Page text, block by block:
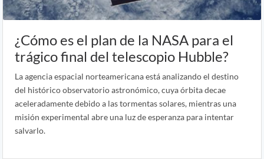
¿Cómo es el plan de la NASA para el
trágico final del telescopio Hubble?
La agencia espacial norteamericana está analizando el destino
del histórico observatorio astronómico, cuya órbita decae
aceleradamente debido a las tormentas solares, mientras una
misión experimental abre una luz de esperanza para intentar
salvarlo.